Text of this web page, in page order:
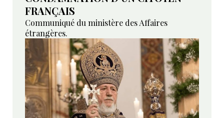
FRANÇAIS
Communiqué du ministère des Affaires
étrangères.